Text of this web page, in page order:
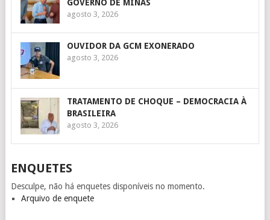
GOVERNO DE MINAS
agosto 3, 2026
OUVIDOR DA GCM EXONERADO
agosto 3, 2026
TRATAMENTO DE CHOQUE – DEMOCRACIA À
BRASILEIRA
agosto 3, 2026
ENQUETES
Desculpe, não há enquetes disponíveis no momento.
Arquivo de enquete